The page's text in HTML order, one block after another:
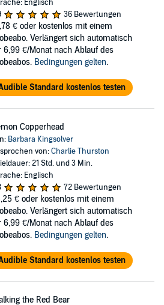
Englisch
36 Bewertungen
€ oder kostenlos mit einem
Verlängert sich automatisch
6,99 €/Monat nach Ablauf des
Bedingungen gelten.
Standard kostenlos testen
Copperhead
Barbara Kingsolver
von:Charlie Thurston
21 Std. und 3 Min.
Englisch
72 Bewertungen
€ oder kostenlos mit einem
Verlängert sich automatisch
6,99 €/Monat nach Ablauf des
Bedingungen gelten.
Standard kostenlos testen
the Red Bear